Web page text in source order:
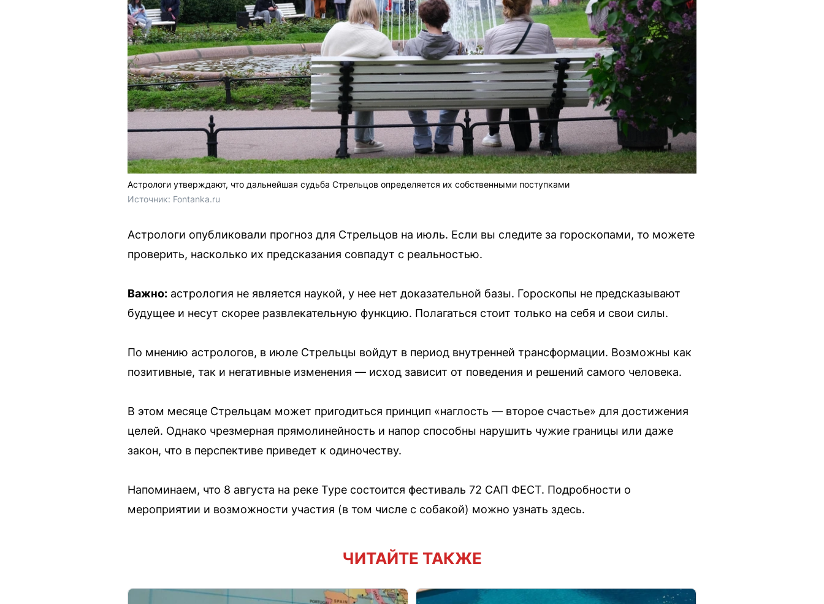
Астрологи утверждают, что дальнейшая судьба Стрельцов определяется их собственными поступками
Источник: Fontanka.ru
Астрологи опубликовали прогноз для Стрельцов на июль. Если вы следите за гороскопами, то можете
проверить, насколько их предсказания совпадут с реальностью.
Важно: астрология не является наукой, у нее нет доказательной базы. Гороскопы не предсказывают
будущее и несут скорее развлекательную функцию. Полагаться стоит только на себя и свои силы.
По мнению астрологов, в июле Стрельцы войдут в период внутренней трансформации. Возможны как
позитивные, так и негативные изменения — исход зависит от поведения и решений самого человека.
В этом месяце Стрельцам может пригодиться принцип «наглость — второе счастье» для достижения
целей. Однако чрезмерная прямолинейность и напор способны нарушить чужие границы или даже
закон, что в перспективе приведет к одиночеству.
Напоминаем, что 8 августа на реке Туре состоится фестиваль 72 САП ФЕСТ. Подробности о
мероприятии и возможности участия (в том числе с собакой) можно узнать здесь.
ЧИТАЙТЕ ТАКЖЕ